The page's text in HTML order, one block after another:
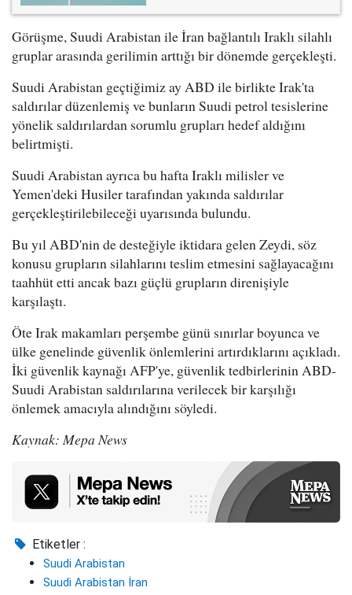
Görüşme, Suudi Arabistan ile İran bağlantılı Iraklı silahlı
gruplar arasında gerilimin arttığı bir dönemde gerçekleşti.
Suudi Arabistan geçtiğimiz ay ABD ile birlikte Irak'ta
saldırılar düzenlemiş ve bunların Suudi petrol tesislerine
yönelik saldırılardan sorumlu grupları hedef aldığını
belirtmişti.
Suudi Arabistan ayrıca bu hafta Iraklı milisler ve
Yemen'deki Husiler tarafından yakında saldırılar
gerçekleştirilebileceği uyarısında bulundu.
Bu yıl ABD'nin de desteğiyle iktidara gelen Zeydi, söz
konusu grupların silahlarını teslim etmesini sağlayacağını
taahhüt etti ancak bazı güçlü grupların direnişiyle
karşılaştı.
Öte Irak makamları perşembe günü sınırlar boyunca ve
ülke genelinde güvenlik önlemlerini artırdıklarını açıkladı.
İki güvenlik kaynağı AFP'ye, güvenlik tedbirlerinin ABD-
Suudi Arabistan saldırılarına verilecek bir karşılığı
önlemek amacıyla alındığını söyledi.
Kaynak: Mepa News
Etiketler :
Suudi Arabistan
Suudi Arabistan İran